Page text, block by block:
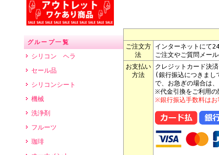
グループ一覧
シリコン ヘラ
セール品
シリコンシート
機械
洗浄剤
フルーツ
珈琲
ご注文方
法
インターネットにて
ご注文やご質問メー
お支払い
方法
クレジットカード決
(銀行振込につきまし
で、お急ぎの場合は
※代金引換をご利用の
※銀行振込手数料はお